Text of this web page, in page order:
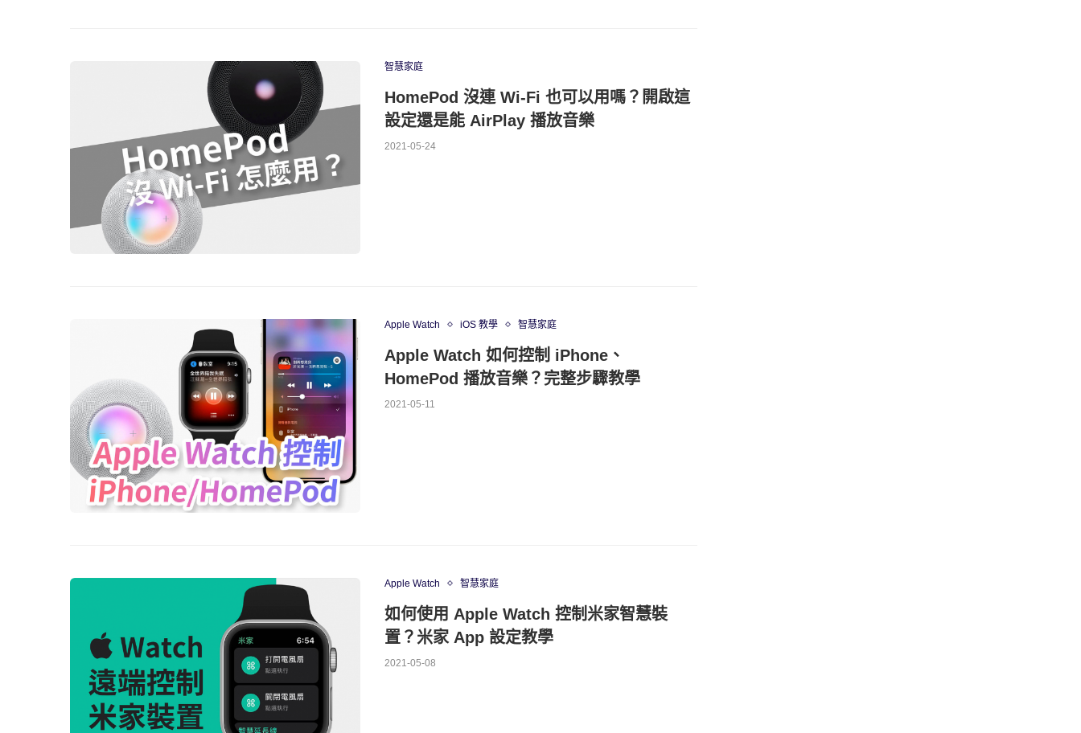
智慧家庭
HomePod 沒連 Wi-Fi 也可以用嗎？開啟這
設定還是能 AirPlay 播放音樂
2021-05-24
Apple Watch iOS 教學 智慧家庭
Apple Watch 如何控制 iPhone、
HomePod 播放音樂？完整步驟教學
2021-05-11
Apple Watch 智慧家庭
如何使用 Apple Watch 控制米家智慧裝
置？米家 App 設定教學
2021-05-08